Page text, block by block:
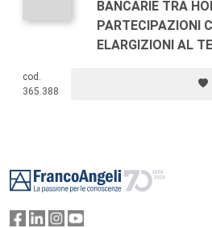
BANCARIE TRA
PARTECIPAZIONI
ELARGIZIONI AL
cod.
365.388